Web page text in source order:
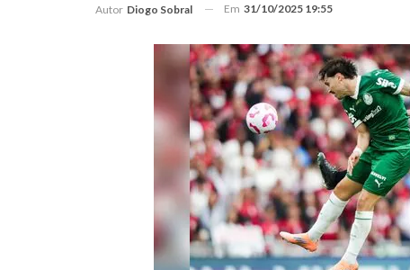
Autor Diogo Sobral Em 31/10/2025 19:55